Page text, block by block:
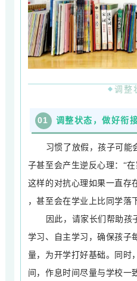
调整
01 调整状态，做好衔
习惯了放假，孩子可能
子甚至会产生逆反心理：“
这样的对抗心理如果一直存
，甚至会在学业上比同学落
因此，请家长们帮助孩
学习、自主学习，确保孩子
量，为开学打好基础。同时
间，作息时间尽量与学校一